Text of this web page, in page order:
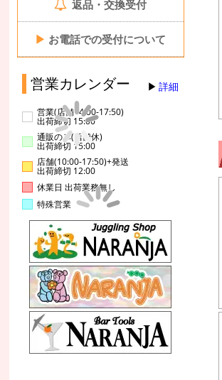
返品・交換受付
▶ お電話での受付について
営業カレンダー 詳細
営業(店舗14:00-17:50)
出荷締切 15:00
通販のみ(店舗休)
出荷締切 15:00
店舗(10:00-17:50)+発送
出荷締切 12:00
休業日 出荷業務無し
特殊営業